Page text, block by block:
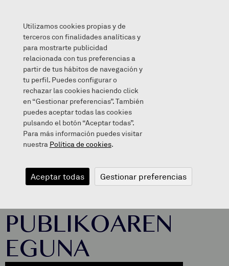
EUSKAL ESKOLA PUBLIKOAREN EGUNA
2018/05/22
EUSKAL
ESKOLA
PUBLIKOAREN
EGUNA
Utilizamos cookies propias y de
terceros con finalidades analíticas y
para mostrarte publicidad
relacionada con tus preferencias a
partir de tus hábitos de navegación y
tu perfil. Puedes configurar o
rechazar las cookies haciendo click
en “Gestionar preferencias”. También
puedes aceptar todas las cookies
pulsando el botón “Aceptar todas”.
Para más información puedes visitar
nuestra Política de cookies.
Aceptar todas Gestionar preferencias